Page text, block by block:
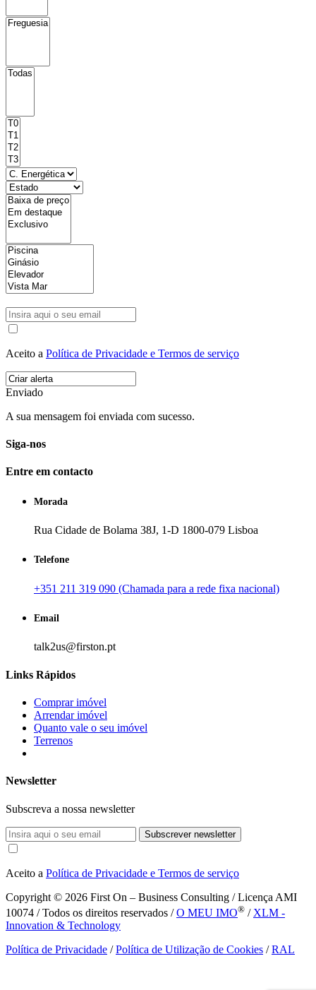
Aceito a Política de Privacidade e Termos de serviço
Enviado
A sua mensagem foi enviada com sucesso.
Siga-nos
Entre em contacto
Morada
Rua Cidade de Bolama 38J, 1-D 1800-079 Lisboa
Telefone
+351 211 319 090 (Chamada para a rede fixa nacional)
Email
talk2us@firston.pt
Links Rápidos
Comprar imóvel
Arrendar imóvel
Quanto vale o seu imóvel
Terrenos
Newsletter
Subscreva a nossa newsletter
Subscrever newsletter
Aceito a Política de Privacidade e Termos de serviço
Copyright © 2026 First On – Business Consulting / Licença AMI
10074 / Todos os direitos reservados /O MEU IMO® / XLM -
Innovation & Technology
Política de Privacidade /Política de Utilização de Cookies /RAL